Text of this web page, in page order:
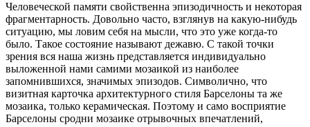
Человеческой памяти свойственна эпизодичность и некоторая
фрагментарность. Довольно часто, взглянув на какую-нибудь
ситуацию, мы ловим себя на мысли, что это уже когда-то
было. Такое состояние называют дежавю. С такой точки
зрения вся наша жизнь представляется индивидуально
выложенной нами самими мозаикой из наиболее
запомнившихся, значимых эпизодов. Символично, что
визитная карточка архитектурного стиля Барселоны та же
мозаика, только керамическая. Поэтому и само восприятие
Барселоны сродни мозаике отрывочных впечатлений,